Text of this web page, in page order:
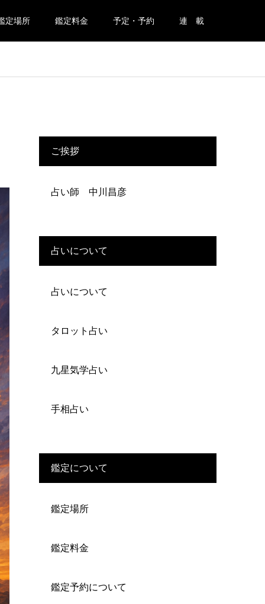
定場所 鑑定料金 予定・予約 連 載
ご挨拶
占い師 中川昌彦
占いについて
占いについて
タロット占い
九星気学占い
手相占い
鑑定について
鑑定場所
鑑定料金
鑑定予約について